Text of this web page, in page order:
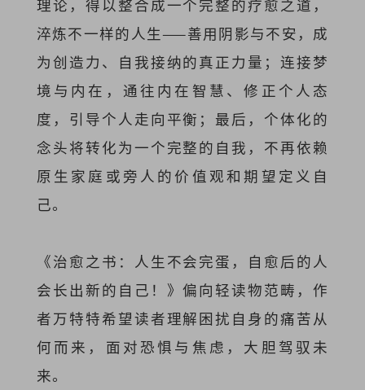
理论，得以整合成一个完整的疗愈之道，
淬炼不一样的人生——善用阴影与不安，成
为创造力、自我接纳的真正力量；连接梦
境与内在，通往内在智慧、修正个人态
度，引导个人走向平衡；最后，个体化的
念头将转化为一个完整的自我，不再依赖
原生家庭或旁人的价值观和期望定义自
己。
《治愈之书：人生不会完蛋，自愈后的人
会长出新的自己！》偏向轻读物范畴，作
者万特特希望读者理解困扰自身的痛苦从
何而来，面对恐惧与焦虑，大胆驾驭未
来。